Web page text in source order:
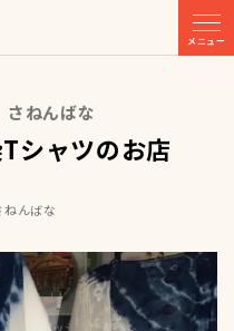
メニュー
ねんばな
シャツのお店
んばな